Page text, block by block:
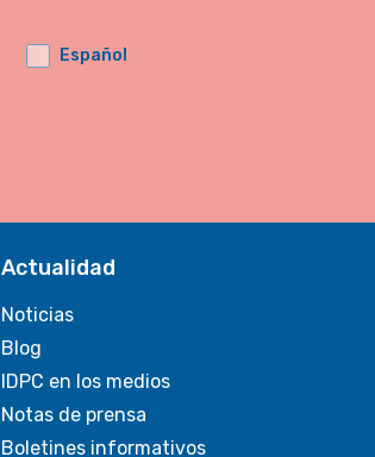
Español
Actualidad
Noticias
Blog
IDPC en los medios
Notas de prensa
Boletines informativos